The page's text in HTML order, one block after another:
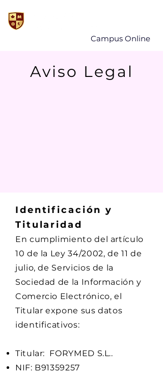
Campus Online
Aviso Legal
Identificación y
Titularidad
En cumplimiento del artículo
10 de la Ley 34/2002, de 11 de
julio, de Servicios de la
Sociedad de la Información y
Comercio Electrónico, el
Titular expone sus datos
identificativos:
Titular: FORYMED S.L..
NIF: B91359257